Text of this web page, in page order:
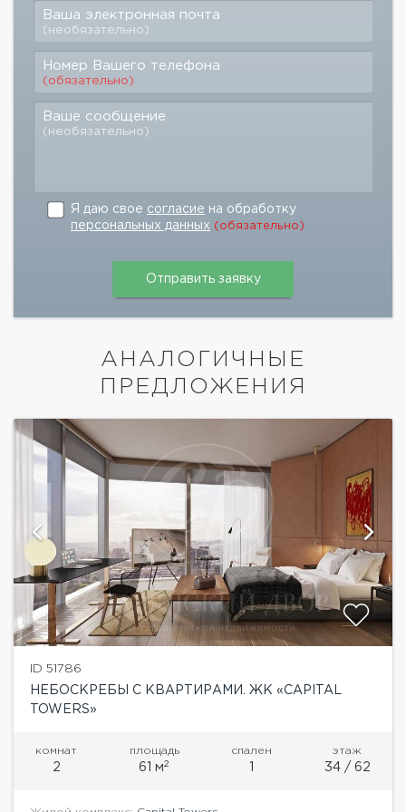
Ваша электронная почта
(необязательно)
Номер Вашего телефона
(обязательно)
Ваше сообщение
(необязательно)
Я даю свое согласие на обработку
персональных данных (обязательно)
АНАЛОГИЧНЫЕ
ПРЕДЛОЖЕНИЯ
ID 51786
НЕБОСКРЕБЫ С КВАРТИРАМИ. ЖК «CAPITAL
TOWERS»
комнат
2
площадь
61 м2
спален
1
этаж
34 / 62